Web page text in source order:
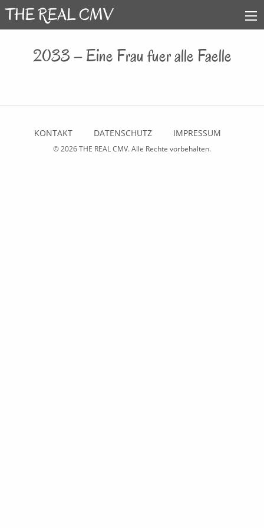
2033 – Eine Frau fuer alle Faelle
KONTAKT DATENSCHUTZ IMPRESSUM
© 2026THE REAL CMV. Alle Rechte vorbehalten.